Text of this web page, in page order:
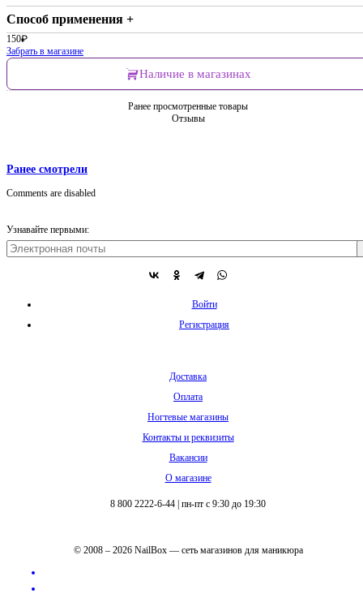
Способ применения +
150₽
Забрать в магазине
Наличие в магазинах
Ранее просмотренные товары
Отзывы
Ранее смотрели
Comments are disabled
Узнавайте первыми:
Войти
Регистрация
Доставка
Оплата
Ногтевые магазины
Контакты и реквизиты
Вакансии
О магазине
8 800 2222-6-44 пн-пт с 9:30 до 19:30
© 2008 – 2026 NailBox — сеть магазинов для маникюра